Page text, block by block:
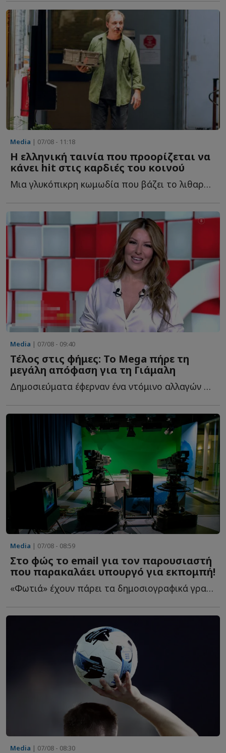
Media | 07/08 - 11:18
Η ελληνική ταινία που προορίζεται να
κάνει hit στις καρδιές του κοινού
Μια γλυκόπικρη κωμωδία που βάζει το λιθαράκι της στην «...
Media | 07/08 - 09:40
Τέλος στις φήμες: Το Mega πήρε τη
μεγάλη απόφαση για τη Γιάμαλη
Δημοσιεύματα έφερναν ένα ντόμινο αλλαγών στο Mega μετά τ...
Media | 07/08 - 08:59
Στο φώς το email για τον παρουσιαστή
που παρακαλάει υπουργό για εκπομπή!
«Φωτιά» έχουν πάρει τα δημοσιογραφικά γραφεία τις τ...
Media | 07/08 - 08:30